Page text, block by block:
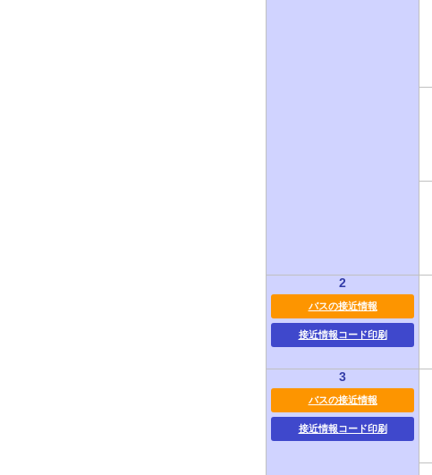
2
バスの接近情報
接近情報コード印刷
3
バスの接近情報
接近情報コード印刷